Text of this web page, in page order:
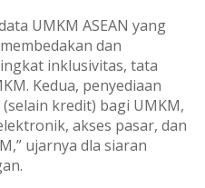
UMKM ASEAN yang
dan
inklusivitas, tata
Kedua, penyediaan
kredit) bagi UMKM,
akses pasar, dan
ujarnya dla siaran